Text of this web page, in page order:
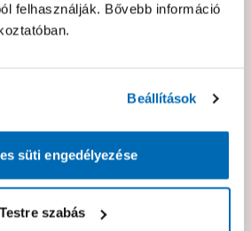
felhasználják. Bővebb információ
Beállítások
süti engedélyezése
Testre szabás
oldalon vagy a termék leírásában?
jelezd nekünk!